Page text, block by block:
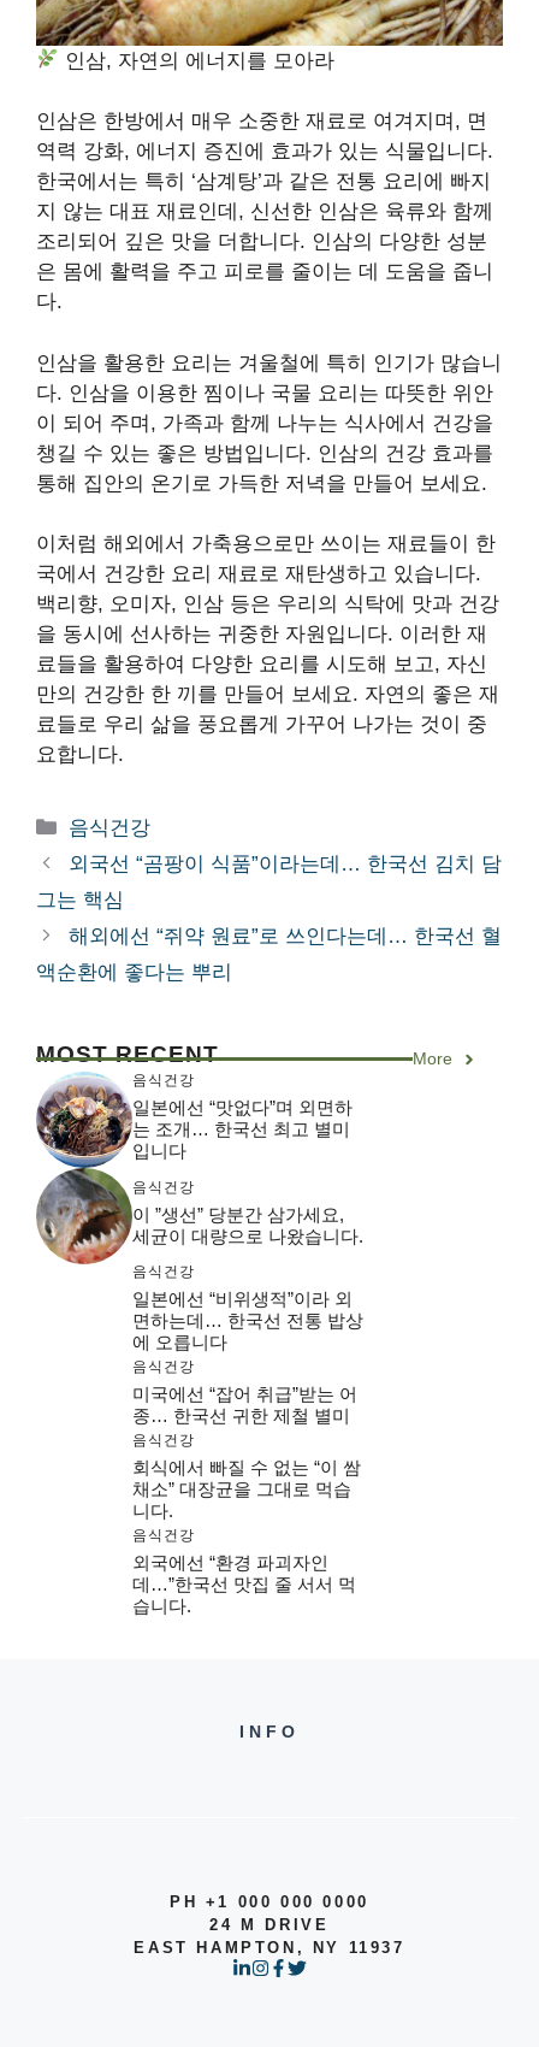
인삼, 자연의 에너지를 모아라
인삼은 한방에서 매우 소중한 재료로 여겨지며, 면
역력 강화, 에너지 증진에 효과가 있는 식물입니다.
한국에서는 특히 ‘삼계탕’과 같은 전통 요리에 빠지
지 않는 대표 재료인데, 신선한 인삼은 육류와 함께
조리되어 깊은 맛을 더합니다. 인삼의 다양한 성분
은 몸에 활력을 주고 피로를 줄이는 데 도움을 줍니
다.
인삼을 활용한 요리는 겨울철에 특히 인기가 많습니
다. 인삼을 이용한 찜이나 국물 요리는 따뜻한 위안
이 되어 주며, 가족과 함께 나누는 식사에서 건강을
챙길 수 있는 좋은 방법입니다. 인삼의 건강 효과를
통해 집안의 온기로 가득한 저녁을 만들어 보세요.
이처럼 해외에서 가축용으로만 쓰이는 재료들이 한
국에서 건강한 요리 재료로 재탄생하고 있습니다.
백리향, 오미자, 인삼 등은 우리의 식탁에 맛과 건강
을 동시에 선사하는 귀중한 자원입니다. 이러한 재
료들을 활용하여 다양한 요리를 시도해 보고, 자신
만의 건강한 한 끼를 만들어 보세요. 자연의 좋은 재
료들로 우리 삶을 풍요롭게 가꾸어 나가는 것이 중
요합니다.
카
테
리
음식건강
외국선 “곰팡이 식품”이라는데… 한국선 김치 담
그는 핵심
해외에선 “쥐약 원료”로 쓰인다는데… 한국선 혈
액순환에 좋다는 뿌리
MOST RECENT More
음식건강
일본에선 “맛없다”며 외면하
는 조개… 한국선 최고 별미
입니다
음식건강
이 ”생선” 당분간 삼가세요,
세균이 대량으로 나왔습니다.
음식건강
일본에선 “비위생적”이라 외
면하는데… 한국선 전통 밥상
에 오릅니다
음식건강
미국에선 “잡어 취급”받는 어
종… 한국선 귀한 제철 별미
음식건강
회식에서 빠질 수 없는 “이 쌈
채소” 대장균을 그대로 먹습
니다.
음식건강
외국에선 “환경 파괴자인
데…”한국선 맛집 줄 서서 먹
습니다.
INFO
PH +1 000 000 0000
24 M DRIVE
EAST HAMPTON, NY 11937